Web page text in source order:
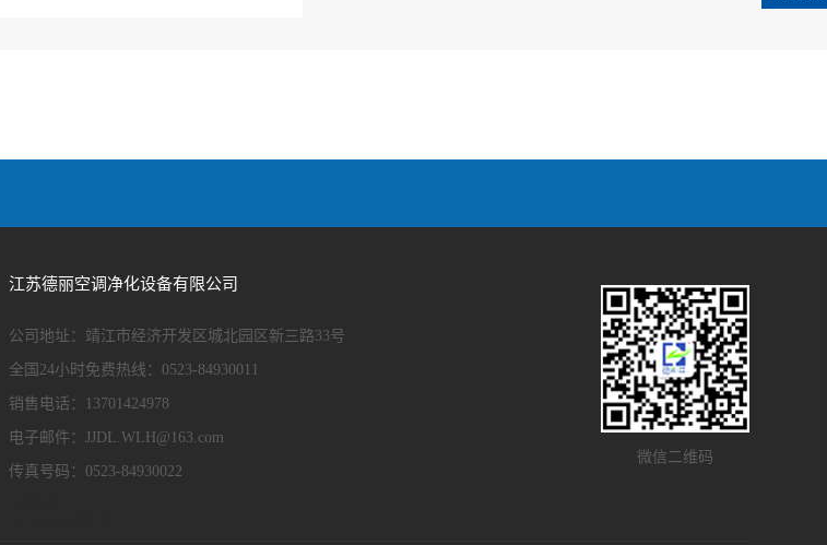
江苏德丽空调净化设备有限公司
公司地址：靖江市经济开发区城北园区新三路33号
全国24小时免费热线：0523-84930011
销售电话：13701424978
电子邮件： JJDL.WLH@163.com
传真号码：0523-84930022
微信二维码